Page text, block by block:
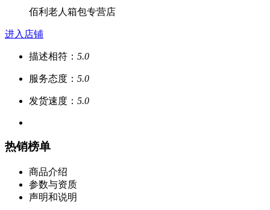
佰利老人箱包专营店
进入店铺
描述相符： 5.0
服务态度： 5.0
发货速度： 5.0
热销榜单
商品介绍
参数与资质
声明和说明